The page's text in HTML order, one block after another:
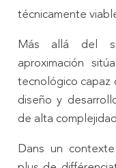
técnicamente
Más allá del
aproximación
tecnológico capaz
diseño y
de alta
Dans un